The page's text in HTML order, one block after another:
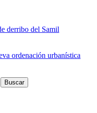
derribo del Samil
ordenación urbanística